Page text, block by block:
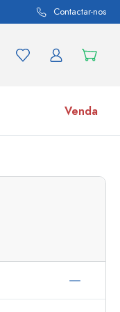
Contactar-nos
Venda